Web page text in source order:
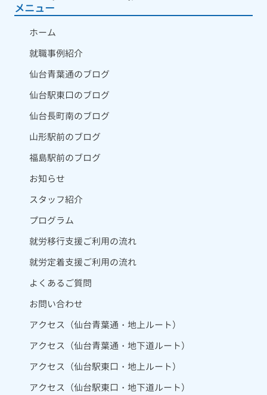
メニュー
ホーム
就職事例紹介
仙台青葉通のブログ
仙台駅東口のブログ
仙台長町南のブログ
山形駅前のブログ
福島駅前のブログ
お知らせ
スタッフ紹介
プログラム
就労移行支援ご利用の流れ
就労定着支援ご利用の流れ
よくあるご質問
お問い合わせ
アクセス（仙台青葉通・地上ルート）
アクセス（仙台青葉通・地下道ルート）
アクセス（仙台駅東口・地上ルート）
アクセス（仙台駅東口・地下道ルート）